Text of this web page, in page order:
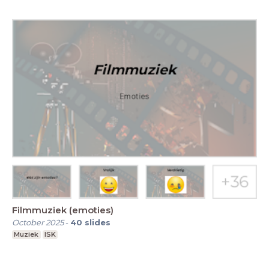
Filmmuziek (emoties)
October 2025- 40 slides
Muziek ISK